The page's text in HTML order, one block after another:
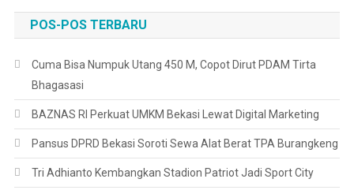
POS-POS TERBARU
Cuma Bisa Numpuk Utang 450 M, Copot Dirut PDAM Tirta
Bhagasasi
BAZNAS RI Perkuat UMKM Bekasi Lewat Digital Marketing
Pansus DPRD Bekasi Soroti Sewa Alat Berat TPA Burangkeng
Tri Adhianto Kembangkan Stadion Patriot Jadi Sport City